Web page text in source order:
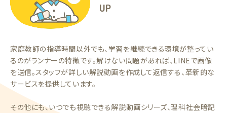
UP
家庭教師の指導時間以外でも、学習を継続できる環境が整ってい
るのがランナーの特徴です。解けない問題があれば、LINEで画像
を送信。スタッフが詳しい解説動画を作成して返信する、革新的な
サービスを提供しています。
その他にも、いつでも視聴できる解説動画シリーズ、理科社会暗記